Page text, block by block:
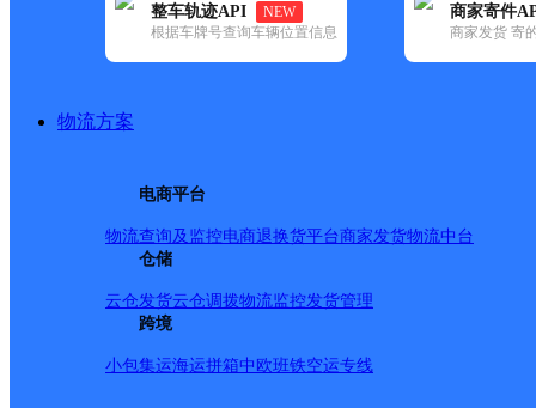
整车轨迹API
NEW
根据车牌号查询车辆位置信息
商家寄件
商家发货 寄
物流方案
电商平台
物流查询及监控电商退换货平台商家发货物流中台
仓储
云仓发货云仓调拨物流监控发货管理
跨境
小包集运海运拼箱中欧班铁空运专线
所属快递：韵达速递
所属区域：湖北省-孝感市-孝南区
网点地址：湖北省孝感市孝南区南大开发区南方国际建材
网点负责人：